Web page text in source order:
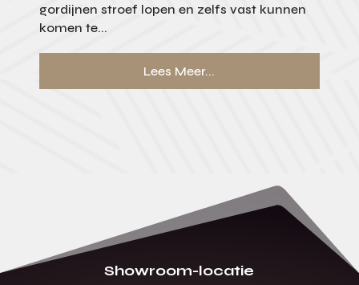
gordijnen stroef lopen en zelfs vast kunnen
komen te...
Lees Meer...
Showroom-locatie